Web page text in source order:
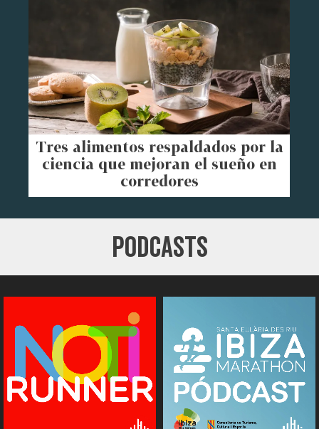
Tres alimentos respaldados por la
ciencia que mejoran el sueño en
corredores
PODCASTS